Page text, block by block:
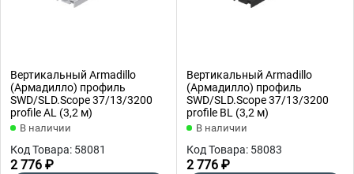
Вертикальный Armadillo
(Армадилло) профиль
SWD/SLD.Scope 37/13/3200
profile AL (3,2 м)
В наличии
Код Товара: 58081
2 776 ₽
Вертикальный Armadillo
(Армадилло) профиль
SWD/SLD.Scope 37/13/3200
profile BL (3,2 м)
В наличии
Код Товара: 58083
2 776 ₽